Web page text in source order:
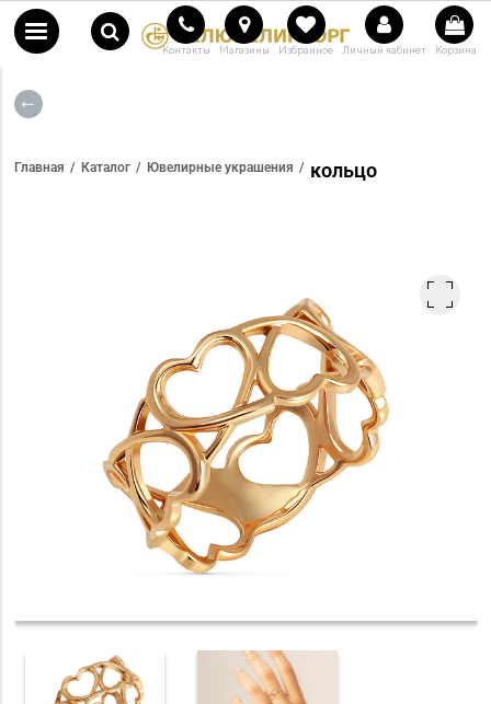
Контакты Магазины Избранное Личный кабинет Корзина
Главная Каталог Ювелирные украшения кольцо